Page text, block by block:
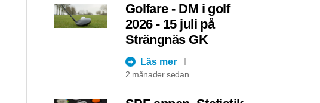
Golfare - DM i golf
2026 - 15 juli på
Strängnäs GK
Läs mer
2 månader sedan